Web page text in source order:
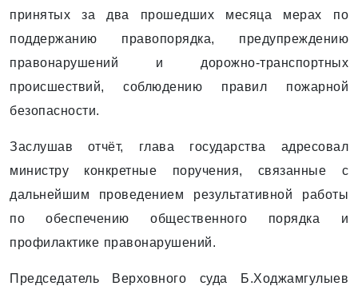
принятых за два прошедших месяца мерах по
поддержанию правопорядка, предупреждению
правонарушений и дорожно-транспортных
происшествий, соблюдению правил пожарной
безопасности.
Заслушав отчёт, глава государства адресовал
министру конкретные поручения, связанные с
дальнейшим проведением результативной работы
по обеспечению общественного порядка и
профилактике правонарушений.
Председатель Верховного суда Б.Ходжамгулыев